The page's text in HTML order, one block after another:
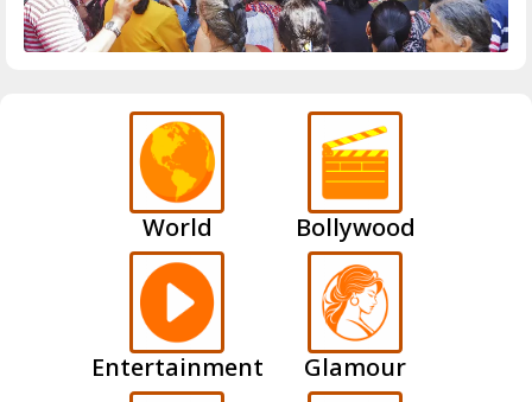
World Bollywood
Entertainment Glamour